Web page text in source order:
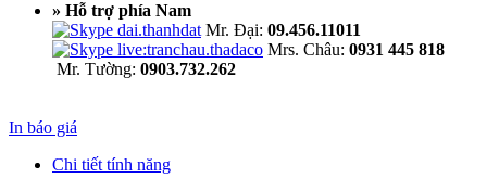
» Hỗ trợ phía Nam
Mr. Đại: 09.456.11011
Mrs. Châu: 0931 445 818
Mr. Tường: 0903.732.262
In báo giá
Chi tiết tính năng